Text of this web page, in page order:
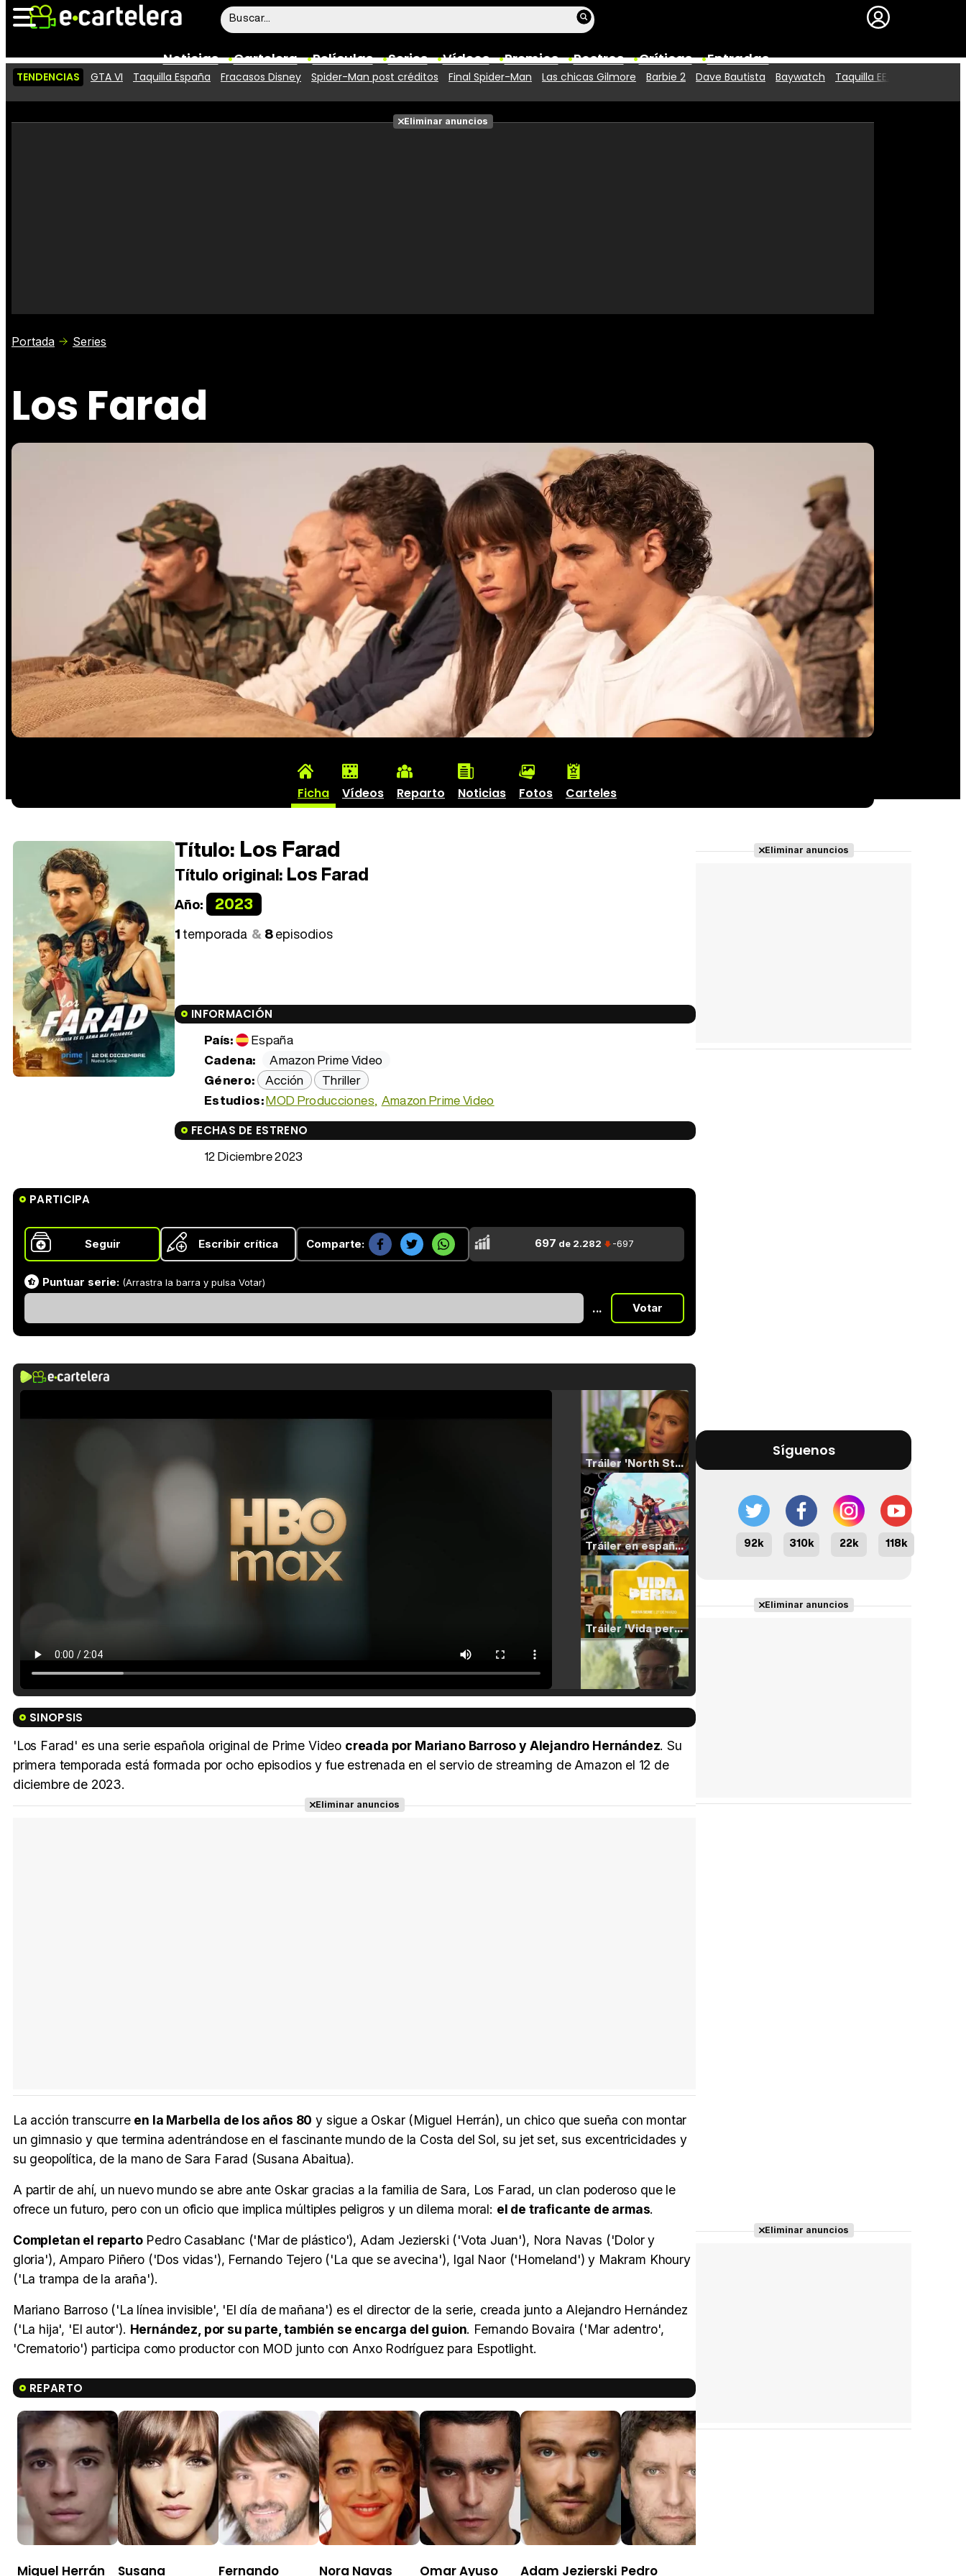
Noticias Cartelera Películas Series Vídeos Premios Rostros Críticas Entradas
Vídeos
Taquilla Fotos
Premios
TENDENCIAS GTA VI Taquilla España Fracasos Disney Spider-Man post créditos Final Spider-Man Las chicas Gilmore Barbie 2 Dave Bautista Baywatch Taquilla EE.UU.
Eliminar anuncios
Portada Series
Los Farad
Ficha Vídeos Reparto Noticias Fotos Carteles
Título: Los Farad
Título original: Los Farad
Año: 2023
1temporada 8episodios
INFORMACIÓN
País:
España
Cadena:
Amazon Prime Video
Género: Acción
Thriller
Estudios:MOD Producciones Amazon Prime Video
FECHAS DE ESTRENO
12 Diciembre 2023
PARTICIPA
Seguir Escribir crítica Comparte: 697 de 2.282 -697
Puntuar serie: (Arrastra la barra y pulsa Votar)
... Votar
Tráiler 'North Star' (2023)
Tráiler en español de 'La isla olvidada'
Tráiler 'Vida perra' (2026)
Tráiler Oficial en VOSE 'The Audacity'
SINOPSIS
'Los Farad' es una serie española original de Prime Video creada por Mariano Barroso y Alejandro Hernández. Su
primera temporada está formada por ocho episodios y fue estrenada en el servio de streaming de Amazon el 12 de
diciembre de 2023.
Eliminar anuncios
La acción transcurre en la Marbella de los años 80 y sigue a Oskar (Miguel Herrán), un chico que sueña con montar
un gimnasio y que termina adentrándose en el fascinante mundo de la Costa del Sol, su jet set, sus excentricidades y
su geopolítica, de la mano de Sara Farad (Susana Abaitua).
A partir de ahí, un nuevo mundo se abre ante Oskar gracias a la familia de Sara, Los Farad, un clan poderoso que le
ofrece un futuro, pero con un oficio que implica múltiples peligros y un dilema moral: el de traficante de armas.
Completan el repartoPedro Casablanc ('Mar de plástico'), Adam Jezierski ('Vota Juan'), Nora Navas ('Dolor y
gloria'), Amparo Piñero ('Dos vidas'), Fernando Tejero ('La que se avecina'), Igal Naor ('Homeland') y Makram Khoury
('La trampa de la araña').
Mariano Barroso ('La línea invisible', 'El día de mañana') es el director de la serie, creada junto a Alejandro Hernández
('La hija', 'El autor'). Hernández, por su parte, también se encarga del guion. Fernando Bovaira ('Mar adentro',
'Crematorio') participa como productor con MOD junto con Anxo Rodríguez para Espotlight.
REPARTO
Miguel Herrán Susana Fernando Nora Navas Omar Ayuso Adam Jezierski Pedro
Reparto
Eliminar anuncios
Síguenos
92k 310k 22k 118k
Eliminar anuncios
Eliminar anuncios